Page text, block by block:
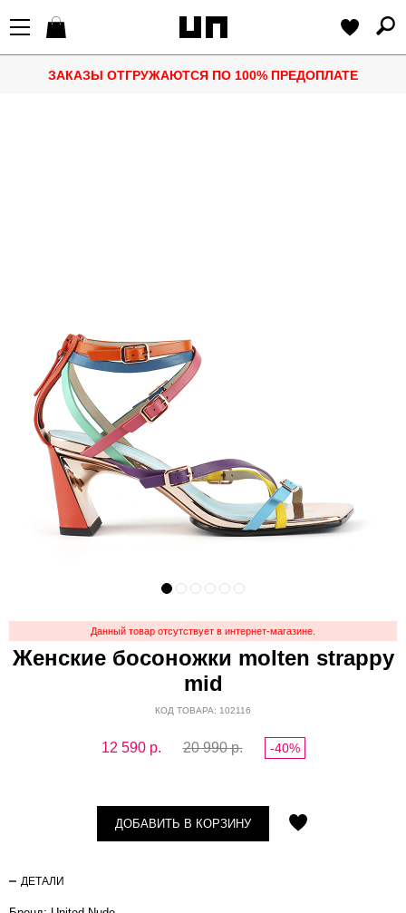
ЗАКАЗЫ ОТГРУЖАЮТСЯ ПО 100% ПРЕДОПЛАТЕ
Данный товар отсутствует в интернет-магазине.
Женские босоножки molten strappy
mid
КОД ТОВАРА: 102116
12 590р. 20 990 р. -40%
ДОБАВИТЬ В КОРЗИНУ
ДЕТАЛИ